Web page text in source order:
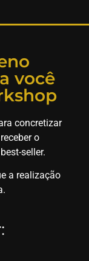
você
concretizar
o
seller.
a realização